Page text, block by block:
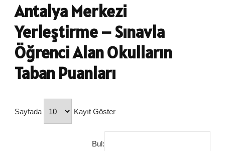
Antalya Merkezi
Yerleştirme – Sınavla
Öğrenci Alan Okulların
Taban Puanları
Sayfada Kayıt Göster
Bul: